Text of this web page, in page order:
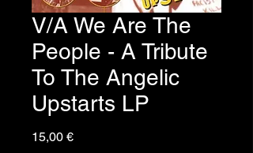
V/A We Are The
People - A Tribute
To The Angelic
Upstarts LP
15,00 €Prezzo